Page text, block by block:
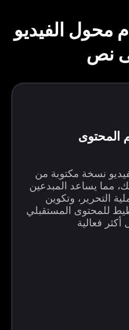
محول الفيديو
نص
المحتوى
نسخة مكتوبة من
مما يساعد المبدعين
التحرير، وتكوين
للمحتوى المستقبلي